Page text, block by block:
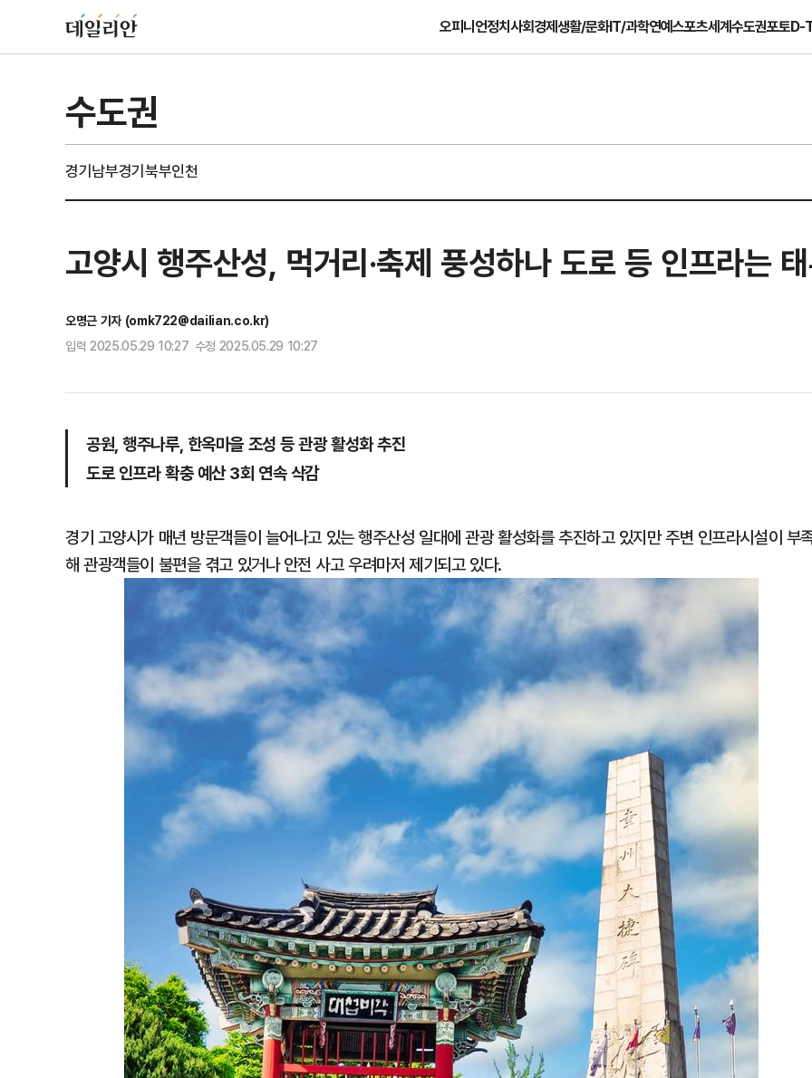
오피니언정치사회경제생활/문화IT/과학연예스포츠세계수도권포토D-
수도권
경기남부경기북부인천
고양시 행주산성, 먹거리·축제 풍성하나 도로 등 인프라는
오명근 기자 (omk722@dailian.co.kr)
입력 2025.05.29 10:27 수정 2025.05.29 10:27
공원, 행주나루, 한옥마을 조성 등 관광 활성화 추진
도로 인프라 확충 예산 3회 연속 삭감
경기 고양시가 매년 방문객들이 늘어나고 있는 행주산성 일대에 관광 활성화를 추진하고 있지만 주변 인프라시설이 부
해 관광객들이 불편을 겪고 있거나 안전 사고 우려마저 제기되고 있다.